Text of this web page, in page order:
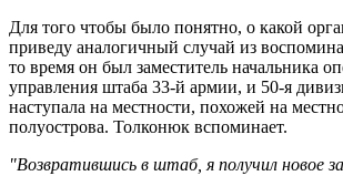
Для того чтобы было понятно, о какой
приведу аналогичный случай из
то время он был заместитель начальника
управления штаба 33-й армии, и 50-я
наступала на местности, похожей на
полуострова. Толконюк вспоминает.
"Возвратившись в штаб, я получил новое